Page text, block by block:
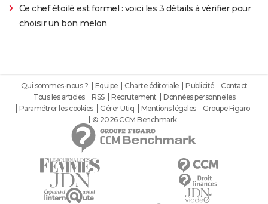
Ce chef étoilé est formel : voici les 3 détails à vérifier pour
choisir un bon melon
Qui sommes-nous ? Equipe Charte éditoriale Publicité
Contact
Tous les articles
RSS Recrutement
Données personnelles
Paramétrer les cookies
Gérer Utiq Mentions légales
Groupe Figaro
© 2026 CCM Benchmark